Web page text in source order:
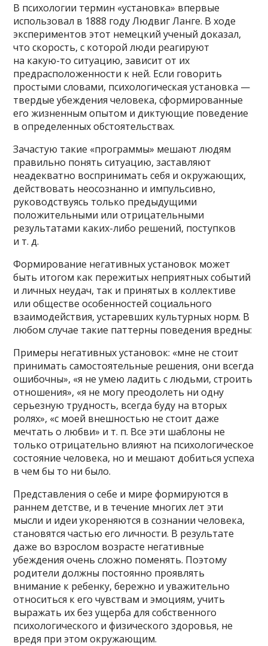
В психологии термин «установка» впервые
использовал в 1888 году Людвиг Ланге. В ходе
экспериментов этот немецкий ученый доказал,
что скорость, с которой люди реагируют
на какую-то ситуацию, зависит от их
предрасположенности к ней. Если говорить
простыми словами, психологическая установка —
твердые убеждения человека, сформированные
его жизненным опытом и диктующие поведение
в определенных обстоятельствах.
Зачастую такие «программы» мешают людям
правильно понять ситуацию, заставляют
неадекватно воспринимать себя и окружающих,
действовать неосознанно и импульсивно,
руководствуясь только предыдущими
положительными или отрицательными
результатами каких-либо решений, поступков
и т. д.
Формирование негативных установок может
быть итогом как пережитых неприятных событий
и личных неудач, так и принятых в коллективе
или обществе особенностей социального
взаимодействия, устаревших культурных норм. В
любом случае такие паттерны поведения вредны:
Примеры негативных установок: «мне не стоит
принимать самостоятельные решения, они всегда
ошибочны», «я не умею ладить с людьми, строить
отношения», «я не могу преодолеть ни одну
серьезную трудность, всегда буду на вторых
ролях», «с моей внешностью не стоит даже
мечтать о любви» и т. п. Все эти шаблоны не
только отрицательно влияют на психологическое
состояние человека, но и мешают добиться успеха
в чем бы то ни было.
Представления о себе и мире формируются в
раннем детстве, и в течение многих лет эти
мысли и идеи укореняются в сознании человека,
становятся частью его личности. В результате
даже во взрослом возрасте негативные
убеждения очень сложно поменять. Поэтому
родители должны постоянно проявлять
внимание к ребенку, бережно и уважительно
относиться к его чувствам и эмоциям, учить
выражать их без ущерба для собственного
психологического и физического здоровья, не
вредя при этом окружающим.